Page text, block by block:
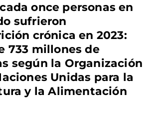
once personas en
sufrieron
crónica en 2023:
733 millones de
según la Organización
Unidas para la
y la Alimentación